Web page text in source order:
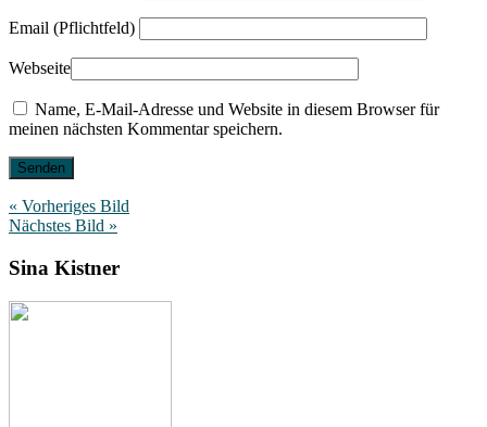
Email (Pflichtfeld)
Webseite
Name, E-Mail-Adresse und Website in diesem Browser für
meinen nächsten Kommentar speichern.
« Vorheriges Bild
Nächstes Bild »
Sina Kistner